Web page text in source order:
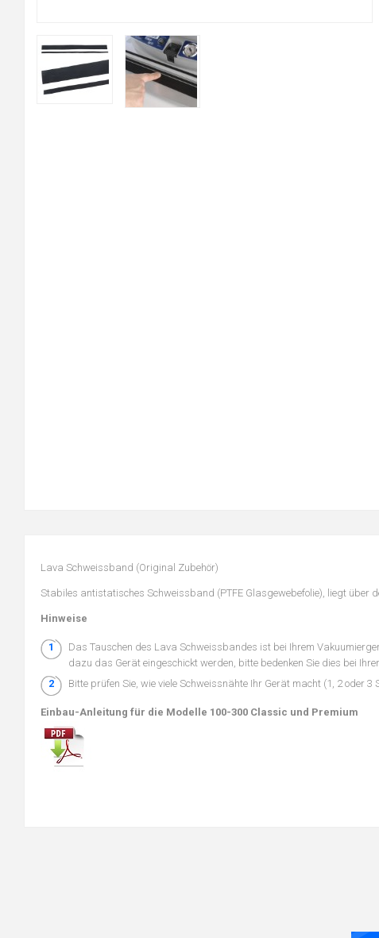
Lava Schweissband (Original Zubehör)
Stabiles antistatisches Schweissband (PTFE Glasgewebefolie), liegt über
Hinweise
Das Tauschen des Lava Schweissbandes ist bei Ihrem
dazu das Gerät eingeschickt werden, bitte bedenken Sie dies bei
Bitte prüfen Sie, wie viele Schweissnähte Ihr Gerät macht (1, 2 oder 3
Einbau-Anleitung für die Modelle 100-300 Classic und Premium